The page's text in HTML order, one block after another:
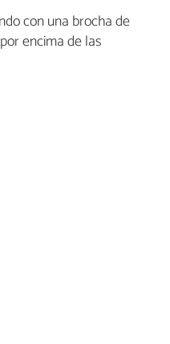
con una brocha de
encima de las